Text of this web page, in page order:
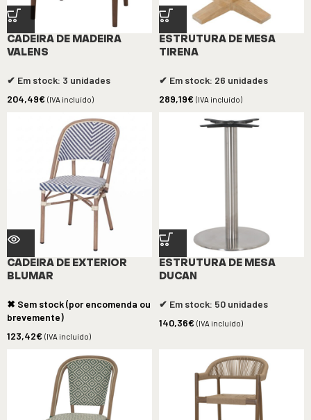
CADEIRA DE MADEIRA
VALENS
✔ Em stock: 3 unidades
204,49€ (IVA incluído)
ESTRUTURA DE MESA
TIRENA
✔ Em stock: 26 unidades
289,19€ (IVA incluído)
CADEIRA DE EXTERIOR
BLUMAR
✖ Sem stock (por encomenda ou
brevemente)
123,42€ (IVA incluído)
ESTRUTURA DE MESA
DUCAN
✔ Em stock: 50 unidades
140,36€ (IVA incluído)